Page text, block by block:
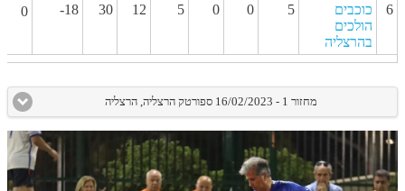
6
כוכבים
הולכים
בהרצליה
5
0
0
5
12
30
-18
0
מחזור 1 - 16/02/2023 ספורטק הרצליה, הרצליה